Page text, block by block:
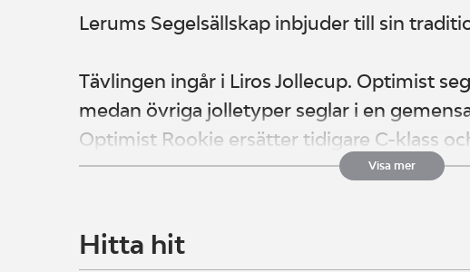
Lerums Segelsällskap inbjuder till sin
Tävlingen ingår i Liros Jollecup. Optimist
medan övriga jolletyper seglar i en
Optimist Rookie ersätter tidigare C-klass
Rookie är en klass på grön nivå för seglare
Visa mer
Hitta hit